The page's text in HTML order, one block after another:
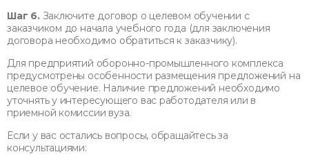
Шаг 6.Заключите договор о целевом обучении с
заказчиком до начала учебного года (для заключения
договора необходимо обратиться к заказчику).
Для предприятий оборонно-промышленного комплекса
предусмотрены особенности размещения предложений на
целевое обучение. Наличие предложений необходимо
уточнять у интересующего вас работодателя или в
приемной комиссии вуза.
Если у вас остались вопросы, обращайтесь за
консультациями: